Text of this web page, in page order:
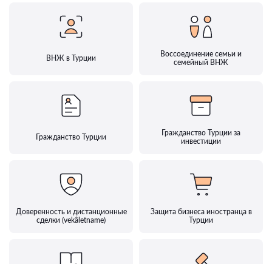
ВНЖ в Турции
Воссоединение семьи и
семейный ВНЖ
Гражданство Турции
Гражданство Турции за
инвестиции
Доверенность и дистанционные
сделки (vekâletname)
Защита бизнеса иностранца в
Турции